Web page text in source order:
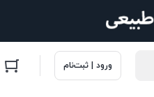
ورود | ثبت‌نام